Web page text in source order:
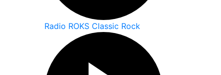
Radio ROKS Classic Rock